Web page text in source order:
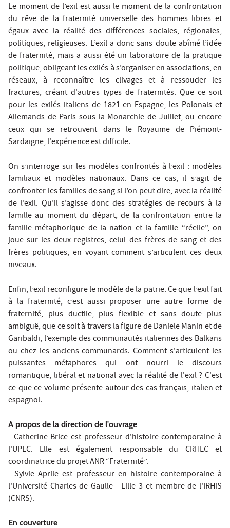
Le moment de l’exil est aussi le moment de la confrontation
du rêve de la fraternité universelle des hommes libres et
égaux avec la réalité des différences sociales, régionales,
politiques, religieuses. L’exil a donc sans doute abîmé l’idée
de fraternité, mais a aussi été un laboratoire de la pratique
politique, obligeant les exilés à s’organiser en associations, en
réseaux, à reconnaître les clivages et à ressouder les
fractures, créant d'autres types de fraternités. Que ce soit
pour les exilés italiens de 1821 en Espagne, les Polonais et
Allemands de Paris sous la Monarchie de Juillet, ou encore
ceux qui se retrouvent dans le Royaume de Piémont-
Sardaigne, l'expérience est difficile.
On s’interroge sur les modèles confrontés à l’exil : modèles
familiaux et modèles nationaux. Dans ce cas, il s’agit de
confronter les familles de sang si l’on peut dire, avec la réalité
de l’exil. Qu’il s’agisse donc des stratégies de recours à la
famille au moment du départ, de la confrontation entre la
famille métaphorique de la nation et la famille “réelle”, on
joue sur les deux registres, celui des frères de sang et des
frères politiques, en voyant comment s’articulent ces deux
niveaux.
Enfin, l’exil reconfigure le modèle de la patrie. Ce que l’exil fait
à la fraternité, c’est aussi proposer une autre forme de
fraternité, plus ductile, plus flexible et sans doute plus
ambiguë, que ce soit à travers la figure de Daniele Manin et de
Garibaldi, l’exemple des communautés italiennes des Balkans
ou chez les anciens communards. Comment s'articulent les
puissantes métaphores qui ont nourri le discours
romantique, libéral et national avec la réalité de l'exil ? C'est
ce que ce volume présente autour des cas français, italien et
espagnol.
A propos de la direction de l'ouvrage
-Catherine Briceest professeur d'histoire contemporaine à
l'UPEC. Elle est également responsable du CRHEC et
coordinatrice du projet ANR “Fraternité”.
-Sylvie Aprileest professeur en histoire contemporaine à
l'Université Charles de Gaulle - Lille 3 et membre de l'IRHiS
(CNRS).
En couverture